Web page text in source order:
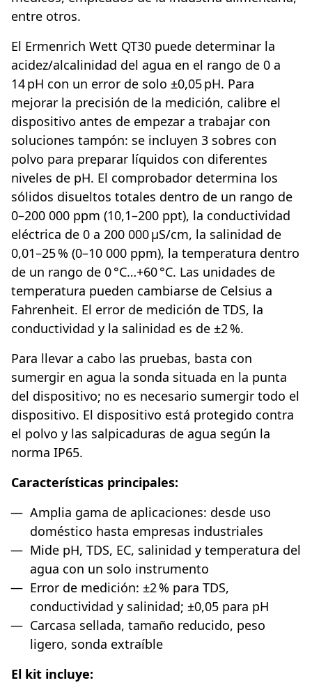
entre otros.
El Ermenrich Wett QT30 puede determinar la
acidez/alcalinidad del agua en el rango de 0 a
14 pH con un error de solo ±0,05 pH. Para
mejorar la precisión de la medición, calibre el
dispositivo antes de empezar a trabajar con
soluciones tampón: se incluyen 3 sobres con
polvo para preparar líquidos con diferentes
niveles de pH. El comprobador determina los
sólidos disueltos totales dentro de un rango de
0–200 000 ppm (10,1–200 ppt), la conductividad
eléctrica de 0 a 200 000 µS/cm, la salinidad de
0,01–25 % (0–10 000 ppm), la temperatura dentro
de un rango de 0 °C…+60 °C. Las unidades de
temperatura pueden cambiarse de Celsius a
Fahrenheit. El error de medición de TDS, la
conductividad y la salinidad es de ±2 %.
Para llevar a cabo las pruebas, basta con
sumergir en agua la sonda situada en la punta
del dispositivo; no es necesario sumergir todo el
dispositivo. El dispositivo está protegido contra
el polvo y las salpicaduras de agua según la
norma IP65.
Características principales:
Amplia gama de aplicaciones: desde uso
doméstico hasta empresas industriales
Mide pH, TDS, EC, salinidad y temperatura del
agua con un solo instrumento
Error de medición: ±2 % para TDS,
conductividad y salinidad; ±0,05 para pH
Carcasa sellada, tamaño reducido, peso
ligero, sonda extraíble
El kit incluye: